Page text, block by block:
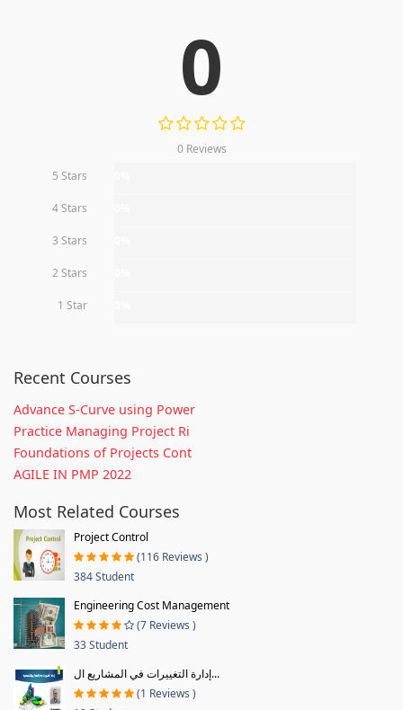
0
0 Reviews
5 Stars
4 Stars
3 Stars
2 Stars
1 Star
Recent Courses
Advance S-Curve using Power
Practice Managing Project Ri
Foundations of Projects Cont
AGILE IN PMP 2022
Most Related Courses
Project Control
(116 Reviews )
384 Student
Engineering Cost Management
(7 Reviews )
33 Student
إدارة التغييرات في المشاريع ال...
(1 Reviews )